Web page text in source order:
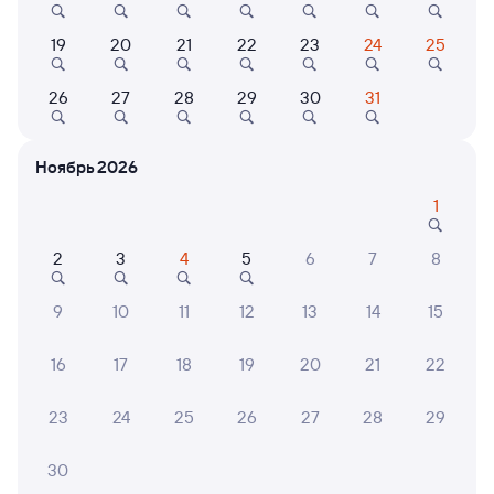
Выбор любимых мест на схемах вагонов
Подробные ответы на вопросы о поездке или
СМС-сопровождение до посадки в поезд
Оформление без регистрации на сайте
Частые вопросы
Что нужно, чтобы сесть в поезд?
Что делать, если ошибся при вводе данных
19 20 21 22 23 24 25
26 27 28 29 30 31
Ноябрь 2026
1
2 3 4 5 6 7 8
9 10 11 12 13 14 15
16 17 18 19 20 21 22
23 24 25 26 27 28 29
30